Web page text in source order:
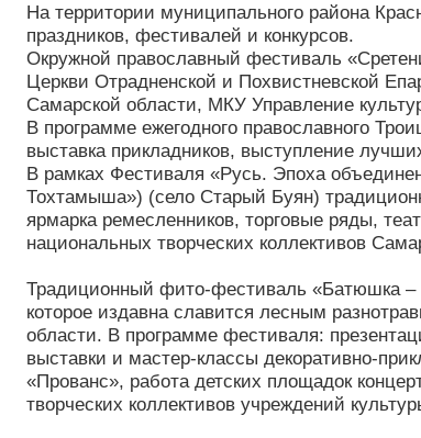
На территории муниципального района
праздников, фестивалей и конкурсов.
Окружной православный фестиваль
Церкви Отрадненской и Похвистневской
Самарской области, МКУ Управление
В программе ежегодного православного
выставка прикладников, выступление
В рамках Фестиваля «Русь. Эпоха
Тохтамыша») (село Старый Буян)
ярмарка ремесленников, торговые ряды,
национальных творческих коллективов
Традиционный фито-фестиваль «Батюшка –
которое издавна славится лесным
области. В программе фестиваля:
выставки и мастер-классы декоративно-
«Прованс», работа детских площадок
творческих коллективов учреждений